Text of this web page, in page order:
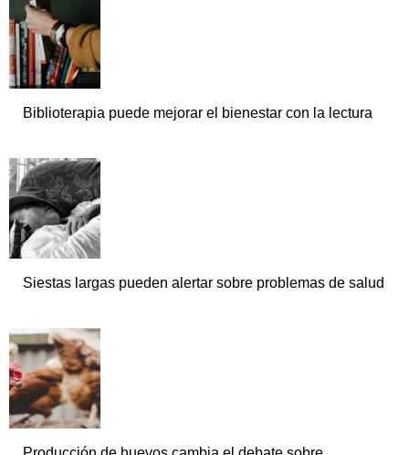
Biblioterapia puede mejorar el bienestar con la lectura
Siestas largas pueden alertar sobre problemas de salud